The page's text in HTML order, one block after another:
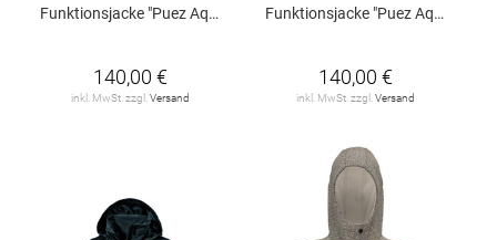
Funktionsjacke "Puez Aqua W"
140,00 €
inkl. MwSt. zzgl.Versand
Funktionsjacke "Puez Aqua W"
140,00 €
inkl. MwSt. zzgl.Versand